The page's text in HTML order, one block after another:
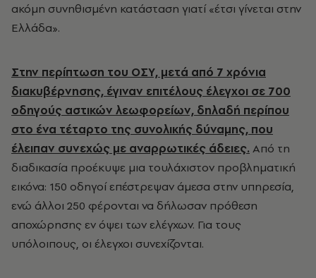
ακόμη συνηθισμένη κατάσταση γιατί «έτσι γίνεται στην
Ελλάδα».
Στην περίπτωση του ΟΣΥ, μετά από 7 χρόνια
διακυβέρνησης, έγιναν επιτέλους έλεγχοι σε 700
οδηγούς αστικών λεωφορείων, δηλαδή περίπου
στο ένα τέταρτο της συνολικής δύναμης, που
έλειπαν συνεχώς με αναρρωτικές άδειες. Από τη
διαδικασία προέκυψε μια τουλάχιστον προβληματική
εικόνα: 150 οδηγοί επέστρεψαν άμεσα στην υπηρεσία,
ενώ άλλοι 250 φέρονται να δήλωσαν πρόθεση
αποχώρησης εν όψει των ελέγχων. Για τους
υπόλοιπους, οι έλεγχοι συνεχίζονται.